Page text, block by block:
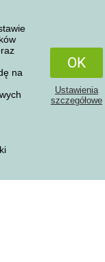
na
OK
Ustawienia
szczegółowe